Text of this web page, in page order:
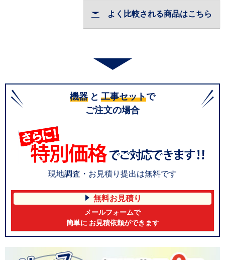
よく比較される商品はこちら
機器 と 工事セットで
ご注文の場合
現地調査・お見積り提出は無料です
無料お見積り
メールフォームで
簡単に お見積依頼ができます